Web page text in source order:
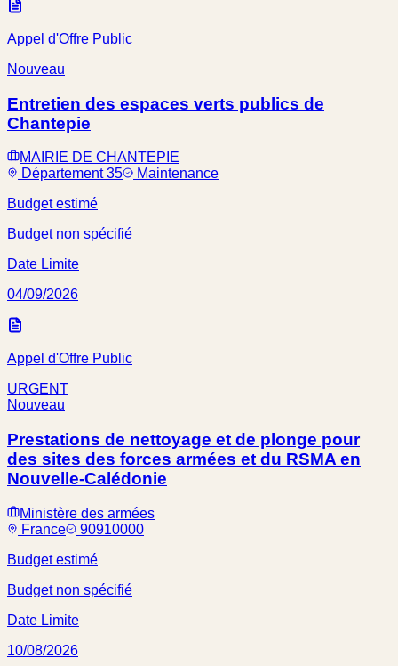
Appel d'Offre Public
Nouveau
Entretien des espaces verts publics de
Chantepie
MAIRIE DE CHANTEPIE
Département 35
Maintenance
Budget estimé
Budget non spécifié
Date Limite
04/09/2026
Appel d'Offre Public
URGENT
Nouveau
Prestations de nettoyage et de plonge pour
des sites des forces armées et du RSMA en
Nouvelle-Calédonie
Ministère des armées
France
90910000
Budget estimé
Budget non spécifié
Date Limite
10/08/2026